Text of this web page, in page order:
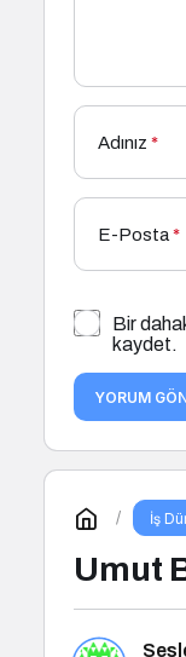
Adınız *
E-Posta*
Bir
kaydet.
YORUM
İş
Umut